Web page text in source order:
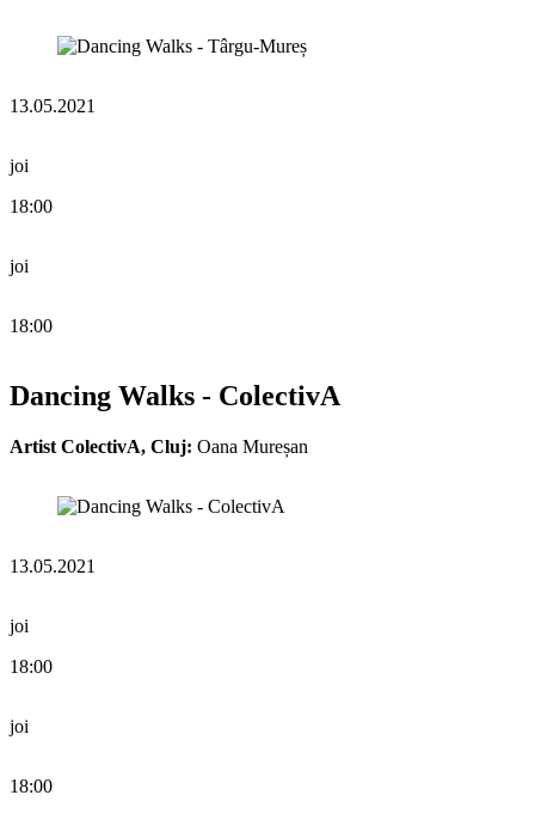
13.05.2021
joi
18:00
joi
18:00
Dancing Walks - ColectivA
Artist ColectivA, Cluj: Oana Mureșan
13.05.2021
joi
18:00
joi
18:00